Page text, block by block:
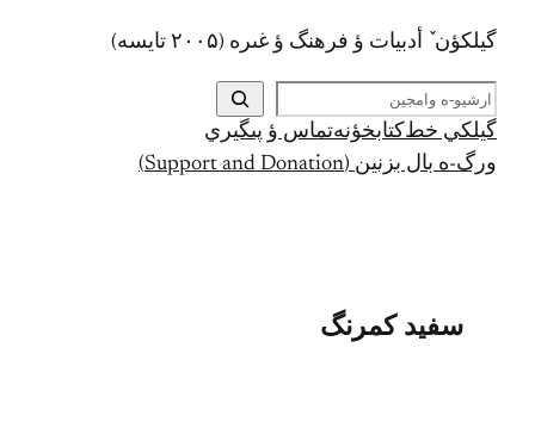
گيلکؤن ٚ أدبیات ؤ فرهنگ ؤ غىره (۲۰۰۵ تايسه)
ج
س
ت
ج
گيلکي خط کتابخؤنهتماس ؤ پىگيري
ورگ-ه بال بزنين (Support and Donation)
سفید کمرنگ